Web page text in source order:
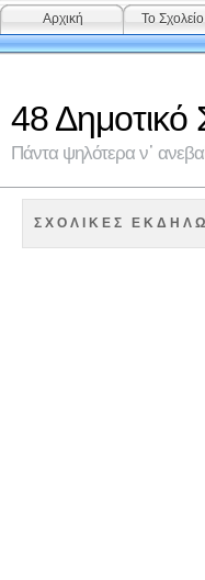
Αρχική Το
48 Δημοτικό
Πάντα ψηλότερα ν᾽
ΣΧΟΛΙΚΕΣ